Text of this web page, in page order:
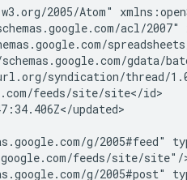
2005/Atom"
acl/
gdata/
syndication/thread/
feeds/site/site</id>
updated>
g/2005#feed"
feeds/site/site"/
g/2005#post"